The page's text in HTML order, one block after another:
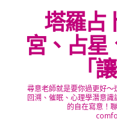
塔羅占
宮、占
「
尋意老師就是要你過更好
回溯、催眠、心理學潛意
的自在寫意！